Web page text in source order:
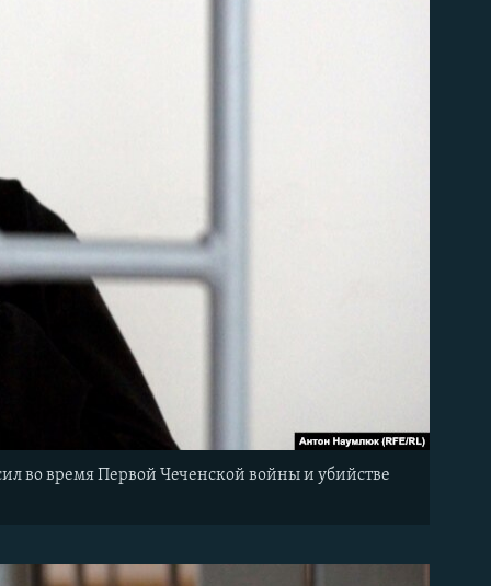
во время Первой Чеченской войны и убийстве